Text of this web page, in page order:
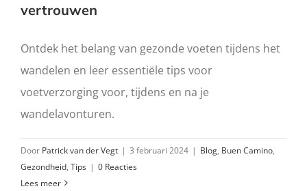
vertrouwen
Ontdek het belang van gezonde voeten tijdens het
wandelen en leer essentiële tips voor
voetverzorging voor, tijdens en na je
wandelavonturen.
Door Patrick van der Vegt | 3 februari 2024 | Blog, Buen Camino,
Gezondheid, Tips | 0 Reacties
Lees meer